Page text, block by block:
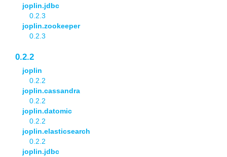
joplin.jdbc
0.2.3
joplin.zookeeper
0.2.3
0.2.2
joplin
0.2.2
joplin.cassandra
0.2.2
joplin.datomic
0.2.2
joplin.elasticsearch
0.2.2
joplin.jdbc